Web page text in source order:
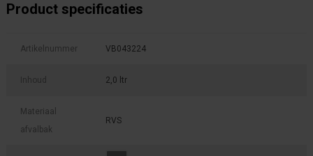
Product specificaties
Artikelnummer VB043224
Inhoud 2,0 ltr
Materiaal
afvalbak
RVS